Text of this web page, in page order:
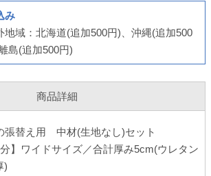
み
地域：北海道(追加500円)、沖縄(追加500
島(追加500円)
商品詳細
張替え用 中材(生地なし)セット
分】ワイドサイズ／合計厚み5cm(ウレタン
)